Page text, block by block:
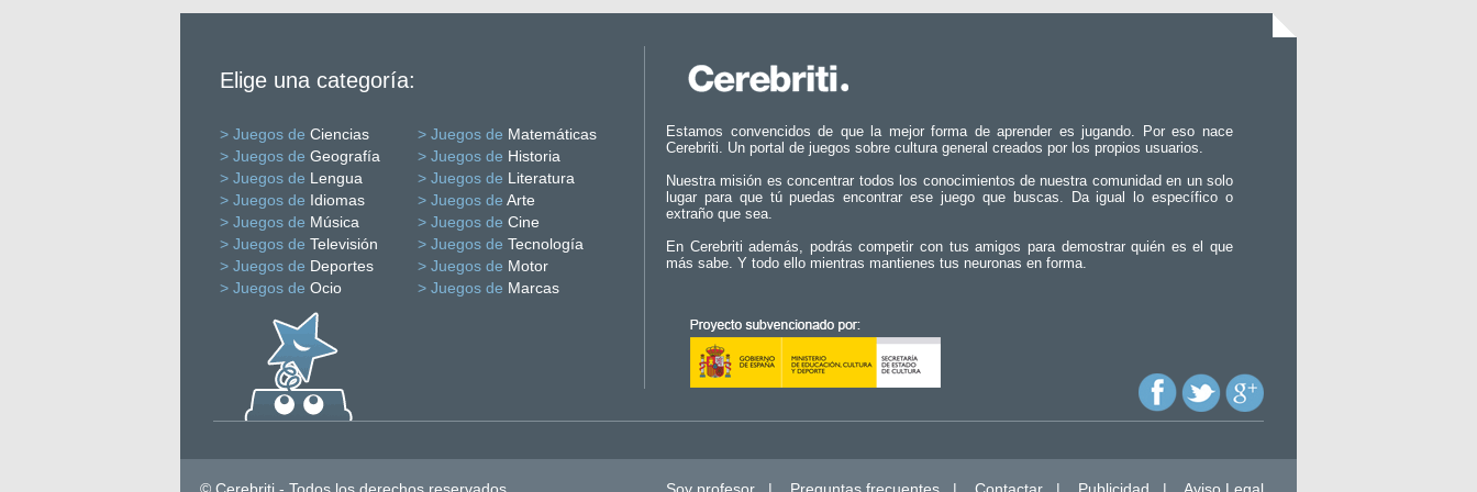
Elige una categoría:
> Juegos de Ciencias > Juegos de Matemáticas
> Juegos de Geografía > Juegos de Historia
> Juegos de Lengua > Juegos de Literatura
> Juegos de Idiomas > Juegos de Arte
> Juegos de Música > Juegos de Cine
> Juegos de Televisión > Juegos de Tecnología
> Juegos de Deportes > Juegos de Motor
> Juegos de Ocio > Juegos de Marcas
Estamos convencidos de que la mejor forma de aprender es jugando. Por eso nace
Cerebriti. Un portal de juegos sobre cultura general creados por los propios usuarios.
Nuestra misión es concentrar todos los conocimientos de nuestra comunidad en un solo
lugar para que tú puedas encontrar ese juego que buscas. Da igual lo específico o
extraño que sea.
En Cerebriti además, podrás competir con tus amigos para demostrar quién es el que
más sabe. Y todo ello mientras mantienes tus neuronas en forma.